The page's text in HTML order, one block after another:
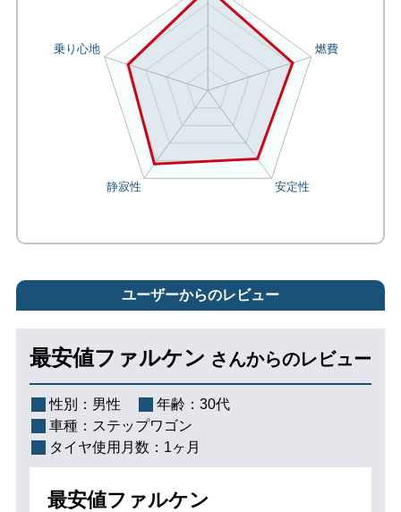
ユーザーからのレビュー
最安値ファルケン さんからのレビュー
性別： 男性 年齢： 30代
車種： ステップワゴン
タイヤ使用月数： 1ヶ月
最安値ファルケン